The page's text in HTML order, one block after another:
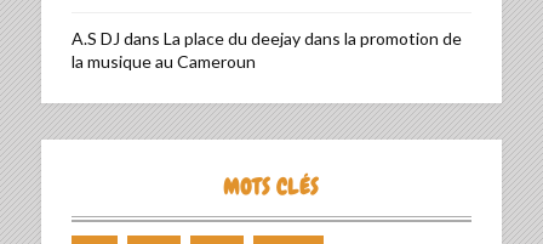
A.S DJ dans La place du deejay dans la promotion de
la musique au Cameroun
MOTS CLÉS